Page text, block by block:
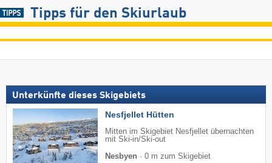
Tipps für den Skiurlaub
Unterkünfte dieses Skigebiets
Nesfjellet Hütten
Mitten im Skigebiet Nesfjellet übernachten
mit Ski-in/Ski-out
Nesbyen · 0 m zum Skigebiet